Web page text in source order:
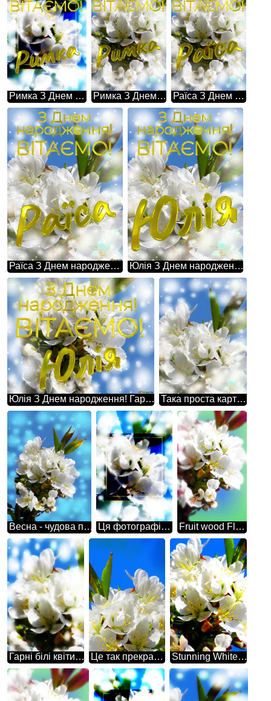
Римка З Днем народження! Ця фотографія просто зачаровує своєю красою - гарні білі квіти на дереві весною. Римка З Днем народження! Білі квіти на дереві весною символізують чистоту, ніжність і надію на нове життя. Раїса З Днем народження! Білі квіти на дереві весною символізують чистоту, ніжність і надію на нове життя.
Раїса З Днем народження! Така проста картина, але в той же час настільки неймовірна - гарні білі квіти на дереві весною. Юлія З Днем народження! Така проста картина, але в той же час настільки неймовірна - гарні білі квіти на дереві весною.
Юлія З Днем народження! Гарні білі квіти на дереві весною - це дуже романтична і мрійлива картина природи. Така проста картина, але в той же час настільки неймовірна - гарні білі квіти на дереві весною.
Весна - чудова пора року, коли природа бурхливо розквітає, а гарні білі квіти на дереві стають головним акцентом. Ця фотографія просто зачаровує своєю красою - гарні білі квіти на дереві весною. Fruit wood Flower
Гарні білі квіти на дереві весною - це свідчення того, що природа здатна на дива. Це так прекрасно, коли весняна природа оживає красою білих квітів на дереві. Stunning White Cherry Blossom: A Captivating Spring Blossom Against a Blue Sky